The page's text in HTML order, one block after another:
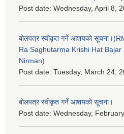
Post date: Wednesday, April 8,
बोलपत्र स्वीकृत गर्ने आशयको
Ra Saghutarma Krishi Hat
Nirman)
Post date: Tuesday, March 24,
बोलपत्र स्वीकृत गर्ने आशयको सूचना।
Post date: Wednesday,